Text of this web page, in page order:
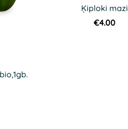
Ķiploki mazi
€4.00